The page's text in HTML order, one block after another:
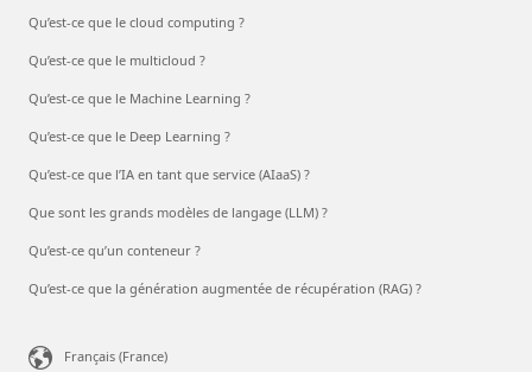
Qu’est-ce que le cloud computing ?
Qu’est-ce que le multicloud ?
Qu’est-ce que le Machine Learning ?
Qu’est-ce que le Deep Learning ?
Qu’est-ce que l’IA en tant que service (AIaaS) ?
Que sont les grands modèles de langage (LLM) ?
Qu’est-ce qu’un conteneur ?
Qu’est-ce que la génération augmentée de récupération (RAG) ?
Français (France)